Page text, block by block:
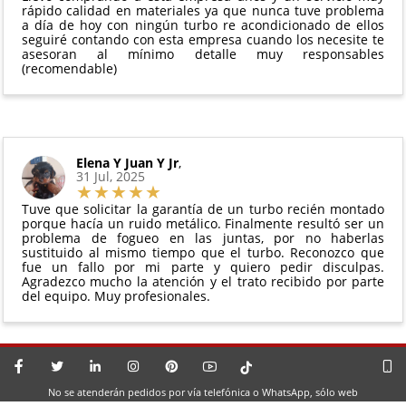
rápido calidad en materiales ya que nunca tuve problema
a día de hoy con ningún turbo re acondicionado de ellos
seguiré contando con esta empresa cuando los necesite te
asesoran al mínimo detalle muy responsables
(recomendable)
Elena Y Juan Y Jr,
31 Jul, 2025
Tuve que solicitar la garantía de un turbo recién montado
porque hacía un ruido metálico. Finalmente resultó ser un
problema de fogueo en las juntas, por no haberlas
sustituido al mismo tiempo que el turbo. Reconozco que
fue un fallo por mi parte y quiero pedir disculpas.
Agradezco mucho la atención y el trato recibido por parte
del equipo. Muy profesionales.
No se atenderán pedidos por vía telefónica o WhatsApp, sólo web